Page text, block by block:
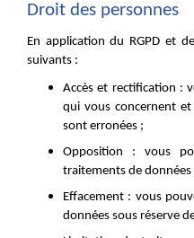
Droit des personnes
En application du RGPD et
suivants :
Accès et rectification :
qui vous concernent
sont erronées ;
Opposition : vous
traitements de
Effacement : vous
données sous réserve